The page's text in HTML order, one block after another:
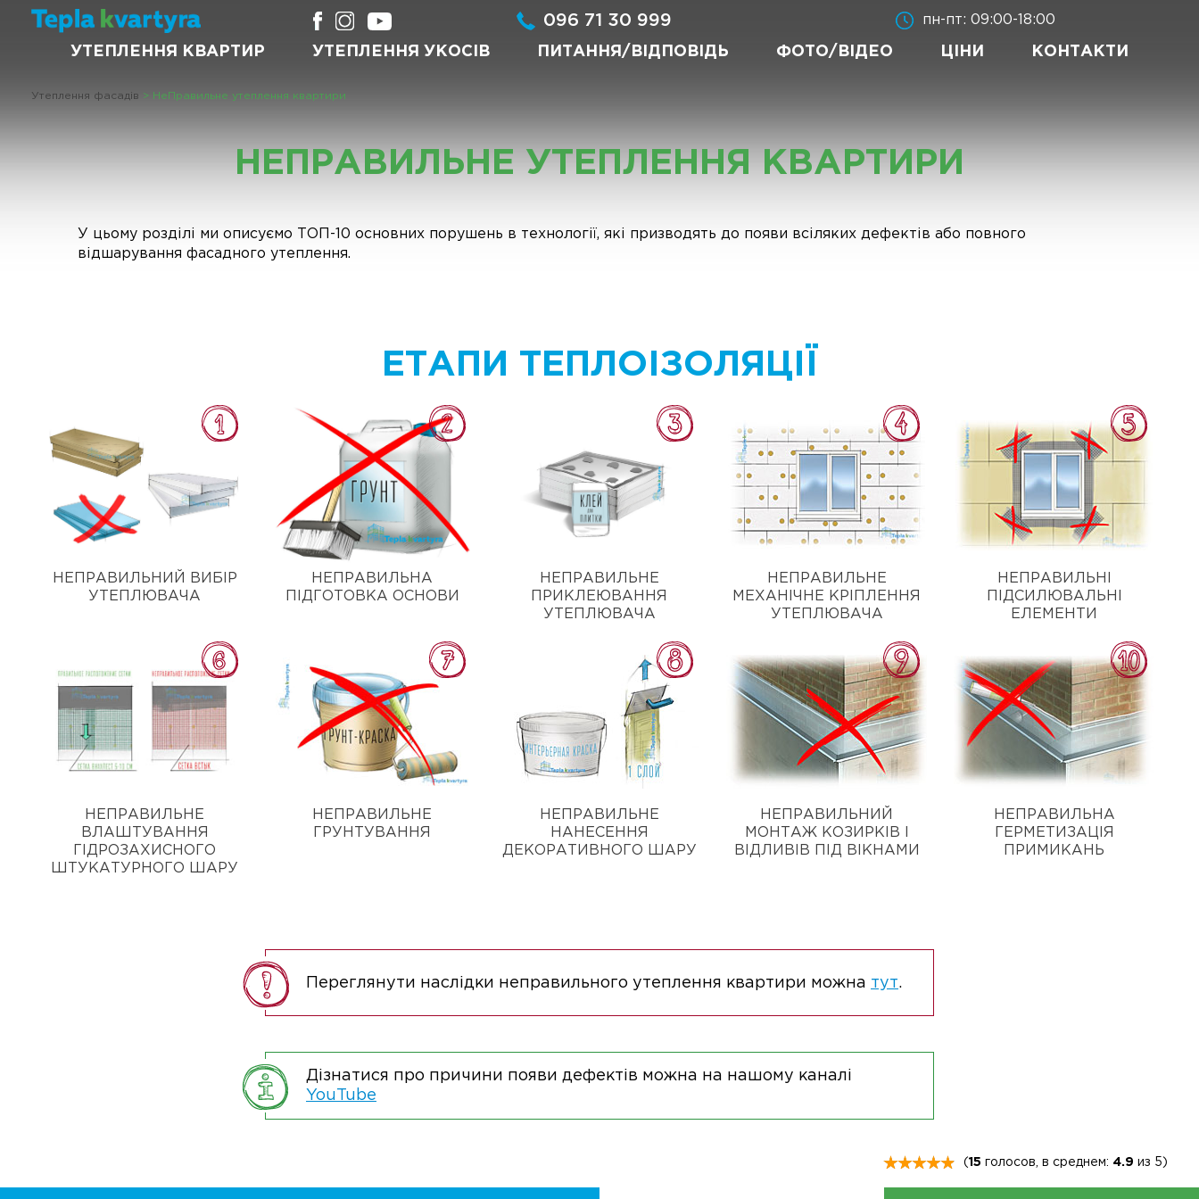
096 71 30 999 пн-пт: 09:00-18:00
УТЕПЛЕННЯ КВАРТИР УТЕПЛЕННЯ УКОСІВ ПИТАННЯ/ВІДПОВІДЬ ФОТО/ВІДЕО ЦІНИ КОНТАКТИ
Утеплення фасадів > НеПравильне утеплення квартири
НЕПРАВИЛЬНЕ УТЕПЛЕННЯ КВАРТИРИ
У цьому розділі ми описуємо ТОП-10 основних порушень в технології, які призводять до появи всіляких дефектів або повного
відшарування фасадного утеплення.
ЕТАПИ ТЕПЛОІЗОЛЯЦІЇ
НЕПРАВИЛЬНИЙ ВИБІР
УТЕПЛЮВАЧА
НЕПРАВИЛЬНА
ПІДГОТОВКА ОСНОВИ
НЕПРАВИЛЬНЕ
ПРИКЛЕЮВАННЯ
УТЕПЛЮВАЧА
НЕПРАВИЛЬНЕ
МЕХАНІЧНЕ КРІПЛЕННЯ
УТЕПЛЮВАЧА
НЕПРАВИЛЬНІ
ПІДСИЛЮВАЛЬНІ
ЕЛЕМЕНТИ
НЕПРАВИЛЬНЕ
ВЛАШТУВАННЯ
ГІДРОЗАХИСНОГО
ШТУКАТУРНОГО ШАРУ
НЕПРАВИЛЬНЕ
ГРУНТУВАННЯ
НЕПРАВИЛЬНЕ
НАНЕСЕННЯ
ДЕКОРАТИВНОГО ШАРУ
НЕПРАВИЛЬНИЙ
МОНТАЖ КОЗИРКІВ І
ВІДЛИВІВ ПІД ВІКНАМИ
НЕПРАВИЛЬНА
ГЕРМЕТИЗАЦІЯ
ПРИМИКАНЬ
Переглянути наслідки неправильного утеплення квартири можна тут.
Дізнатися про причини появи дефектів можна на нашому каналі
YouTube
(15 голосов, в среднем: 4.9 из 5)